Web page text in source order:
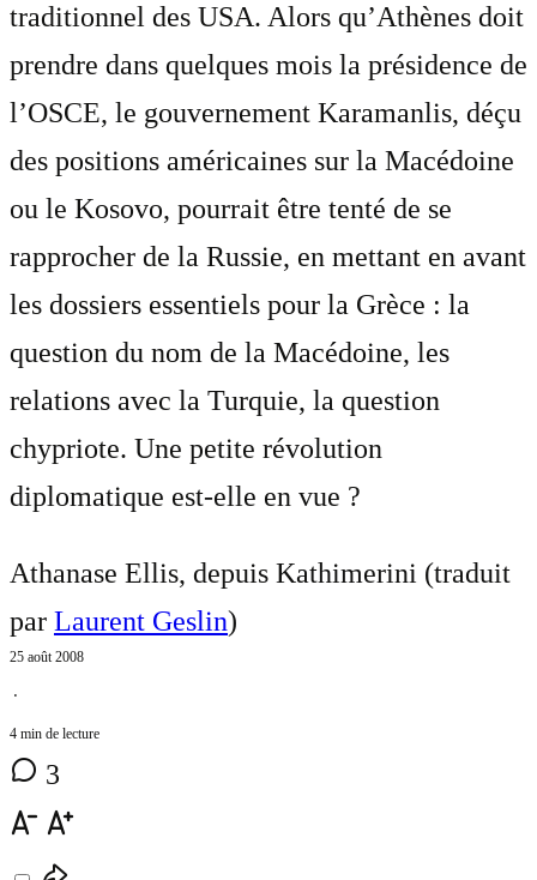
traditionnel des USA. Alors qu’Athènes doit
prendre dans quelques mois la présidence de
l’OSCE, le gouvernement Karamanlis, déçu
des positions américaines sur la Macédoine
ou le Kosovo, pourrait être tenté de se
rapprocher de la Russie, en mettant en avant
les dossiers essentiels pour la Grèce : la
question du nom de la Macédoine, les
relations avec la Turquie, la question
chypriote. Une petite révolution
diplomatique est-elle en vue ?
Athanase Ellis, depuis Kathimerini (traduit
par Laurent Geslin)
25 août 2008
⋅
4 min de lecture
3